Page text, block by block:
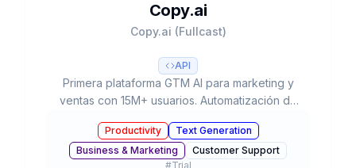
Copy.ai
Copy.ai (Fullcast)
API
Primera plataforma GTM AI para marketing y
ventas con 15M+ usuarios. Automatización de
4, Claude 3) y plan gratuito disponible.
Productivity
Text Generation
Business & Marketing
Customer Support
#Trial